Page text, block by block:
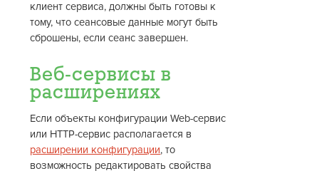
клиент сервиса, должны быть готовы к
тому, что сеансовые данные могут быть
сброшены, если сеанс завершен.
Веб-сервисы в
расширениях
Если объекты конфигурации Web-сервис
или HTTP-сервис располагается в
расширении конфигурации, то
возможность редактировать свойства